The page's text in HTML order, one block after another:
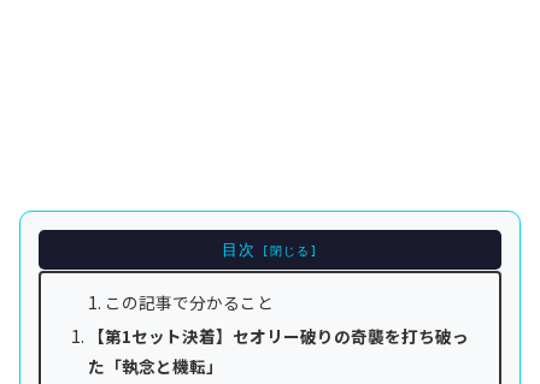
目次
この記事で分かること
【第1セット決着】セオリー破りの奇襲を打ち破っ
た「執念と機転」